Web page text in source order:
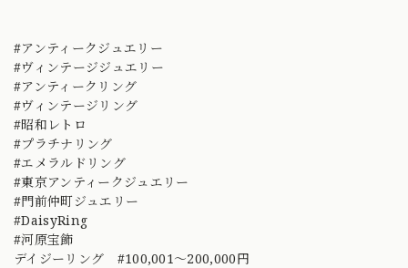
#アンティークジュエリー
#ヴィンテージジュエリー
#アンティークリング
#ヴィンテージリング
#昭和レトロ
#プラチナリング
#エメラルドリング
#東京アンティークジュエリー
#門前仲町ジュエリー
#DaisyRing
#河原宝飾
デイジーリング #100,001～200,000円